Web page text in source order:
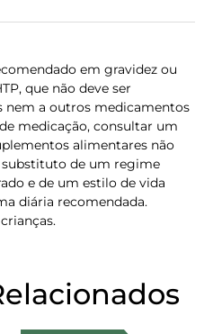
em gravidez ou
que não deve ser
nem a outros medicamentos
medicação, consultar um
alimentares não
de um regime
e de um estilo de vida
diária recomendada.